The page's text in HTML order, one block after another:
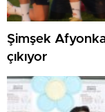
Şimşek
çıkıyor